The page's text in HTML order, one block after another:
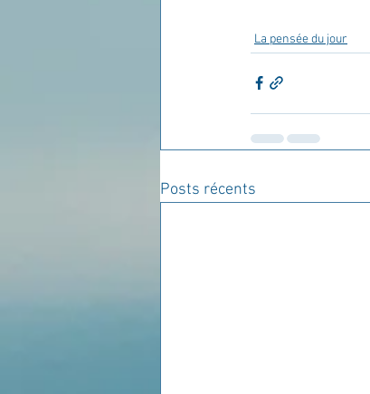
La pensée du jour
Posts récents